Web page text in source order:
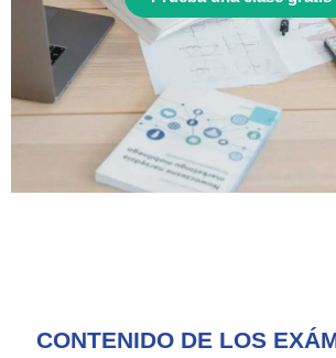
CONTENIDO DE LOS